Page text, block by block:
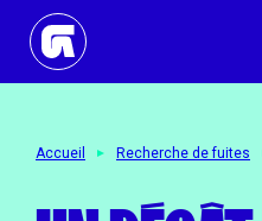
Accueil Recherche de fuites